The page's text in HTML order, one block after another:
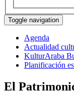
Toggle navigation
Agenda
Actualidad
KulturAraba
Planificación
El